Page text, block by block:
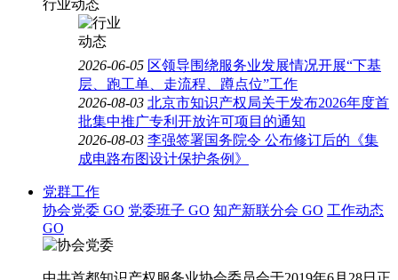
行业动态
2026-06-05 区领导围绕服务业发展情况开展“下基
层、跑工单、走流程、蹲点位”工作
2026-08-03 北京市知识产权局关于发布2026年度首
批集中推广专利开放许可项目的通知
2026-08-03 李强签署国务院令 公布修订后的《集
成电路布图设计保护条例》
党群工作
协会党委 GO 党委班子 GO 知产新联分会 GO 工作动态
GO